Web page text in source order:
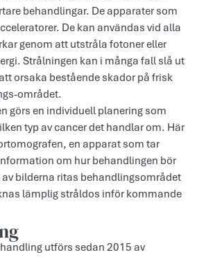
behandlingar. De apparater som
De kan användas vid alla
genom att utstråla fotoner eller
Strålningen kan i många fall slå ut
orsaka bestående skador på frisk
området.
görs en individuell planering som
typ av cancer det handlar om. Här
en apparat som tar
om hur behandlingen bör
bilderna ritas behandlingsområdet
lämplig stråldos inför kommande
utförs sedan 2015 av